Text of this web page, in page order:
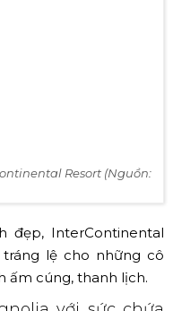
và những hàng dừa
đã thiết kế nhiều gói
thiên nhiên, sang
gồm: Hạnh phúc bất
rũ (Alluring azure),
Mới nghe tên thôi đã